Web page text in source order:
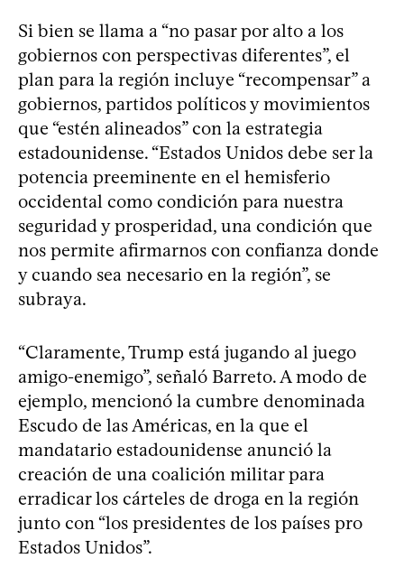
Si bien se llama a “no pasar por alto a los
gobiernos con perspectivas diferentes”, el
plan para la región incluye “recompensar” a
gobiernos, partidos políticos y movimientos
que “estén alineados” con la estrategia
estadounidense. “Estados Unidos debe ser la
potencia preeminente en el hemisferio
occidental como condición para nuestra
seguridad y prosperidad, una condición que
nos permite afirmarnos con confianza donde
y cuando sea necesario en la región”, se
subraya.
“Claramente, Trump está jugando al juego
amigo-enemigo”, señaló Barreto. A modo de
ejemplo, mencionó la cumbre denominada
Escudo de las Américas, en la que el
mandatario estadounidense anunció la
creación de una coalición militar para
erradicar los cárteles de droga en la región
junto con “los presidentes de los países pro
Estados Unidos”.